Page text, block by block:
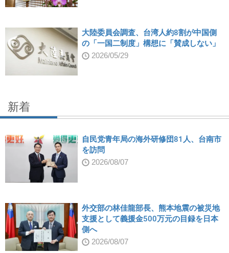
大陸委員会調査、台湾人約8割が中国側
の「一国二制度」構想に「賛成しない」
2026/05/29
新着
自民党青年局の海外研修団81人、台南市
を訪問
2026/08/07
外交部の林佳龍部長、熊本地震の被災地
支援として義援金500万元の目録を日本
側へ
2026/08/07